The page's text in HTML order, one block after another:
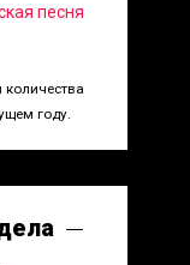
песня
году.